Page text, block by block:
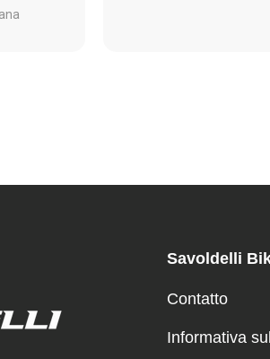
Savoldelli
Contatto
Informativa